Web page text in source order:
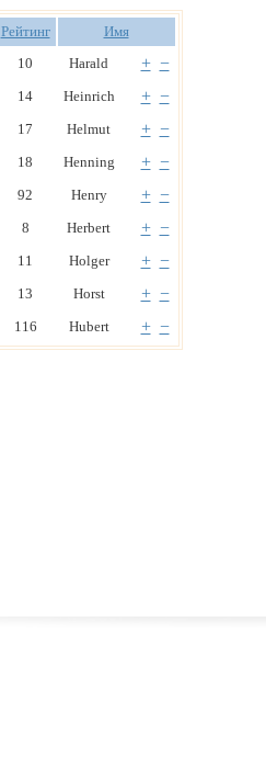
Рейтинг
Имя
10
Harald + −
14 Heinrich + −
17 Helmut + −
18 Henning + −
92 Henry + −
8 Herbert + −
11 Holger + −
13 Horst + −
116 Hubert + −